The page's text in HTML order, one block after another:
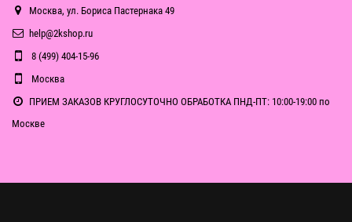
Москва, ул. Бориса Пастернака 49
help@2kshop.ru
8 (499) 404-15-96
Москва
ПРИЕМ ЗАКАЗОВ КРУГЛОСУТОЧНО ОБРАБОТКА ПНД-ПТ: 10:00-19:00 по
Москве